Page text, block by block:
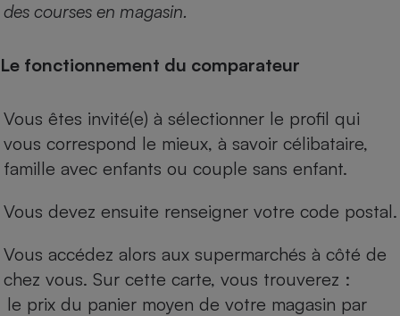
des courses en magasin.
Le fonctionnement du comparateur
Vous êtes invité(e) à sélectionner le profil qui
vous correspond le mieux, à savoir célibataire,
famille avec enfants ou couple sans enfant.
Vous devez ensuite renseigner votre code postal.
Vous accédez alors aux supermarchés à côté de
chez vous. Sur cette carte, vous trouverez :
le prix du panier moyen de votre magasin par